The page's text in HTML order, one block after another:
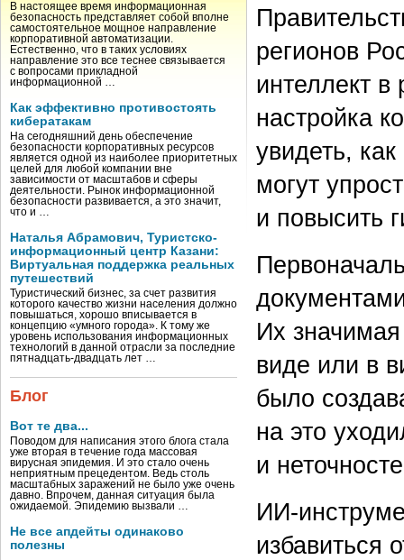
В настоящее время информационная
безопасность представляет собой вполне
самостоятельное мощное направление
корпоративной автоматизации.
Естественно, что в таких условиях
направление это все теснее связывается
с вопросами прикладной
информационной …
Как эффективно противостоять
кибератакам
На сегодняшний день обеспечение
безопасности корпоративных ресурсов
является одной из наиболее приоритетных
целей для любой компании вне
зависимости от масштабов и сферы
деятельности. Рынок информационной
безопасности развивается, а это значит,
что и …
Наталья Абрамович, Туристско-
информационный центр Казани:
Виртуальная поддержка реальных
путешествий
Туристический бизнес, за счет развития
которого качество жизни населения должно
повышаться, хорошо вписывается в
концепцию «умного города». К тому же
уровень использования информационных
технологий в данной отрасли за последние
пятнадцать-двадцать лет …
Блог
Вот те два...
Поводом для написания этого блога стала
уже вторая в течение года массовая
вирусная эпидемия. И это стало очень
неприятным прецедентом. Ведь столь
масштабных заражений не было уже очень
давно. Впрочем, данная ситуация была
ожидаемой. Эпидемию вызвали …
Не все апдейты одинаково
полезны
регионов
интеллект
настройка
увидеть,
могут
и повысить
Их
виде или в
было
на это
и
ИИ-
избавиться